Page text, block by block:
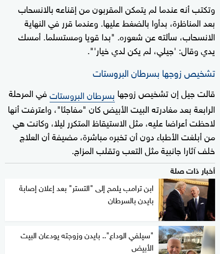
وتكتب أنه عندما لم يتمكن المقربون من إقناعه بالانسحاب
بعد المناظرة، بدأوا بالضغط عليها. وعندما قرر في النهاية
الانسحاب، سألته عن شعوره. "بدا قويا ومستسلما. أمسك
يدي وقال: 'جيلي، لم يكن لدي خيار'".
تشخيص زوجها بسرطان البروستات
قالت جيل إن تشخيص زوجها بسرطان البروستاتفي المرحلة
الرابعة بعد مغادرته البيت الأبيض كان "مفاجئا"، واعترفت أنها
لاحظت أعراضا عليه، مثل الاستيقاظ المتكرر ليلا، وكانت هي
من أبلغت الأطباء دون أن تخبره مباشرة، مضيفة أن العلاج
خلف آثارا جانبية مثل التعب وتقلب المزاج.
أخبار ذات صلة
ابن ترامب يلمح إلى "التستر" بعد إعلان إصابة
بايدن بالسرطان
"سيلفي الوداع".. بايدن وزوجته يودعان البيت
الأبيض